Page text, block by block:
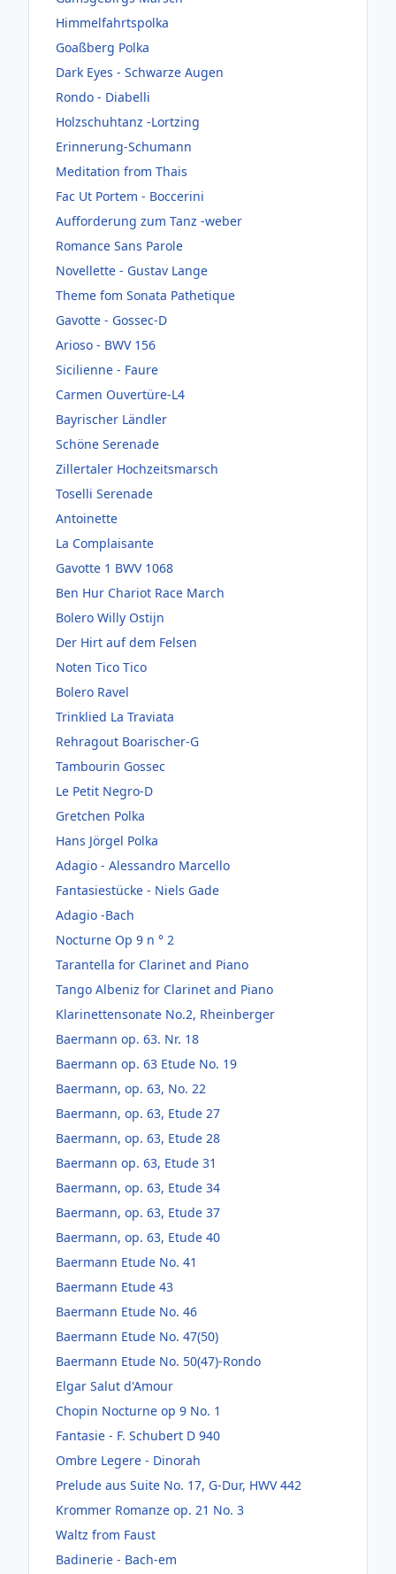
Himmelfahrtspolka
Goaßberg Polka
Dark Eyes - Schwarze Augen
Rondo - Diabelli
Holzschuhtanz -Lortzing
Erinnerung-Schumann
Meditation from Thais
Fac Ut Portem - Boccerini
Aufforderung zum Tanz -weber
Romance Sans Parole
Novellette - Gustav Lange
Theme fom Sonata Pathetique
Gavotte - Gossec-D
Arioso - BWV 156
Sicilienne - Faure
Carmen Ouvertüre-L4
Bayrischer Ländler
Schöne Serenade
Zillertaler Hochzeitsmarsch
Toselli Serenade
Antoinette
La Complaisante
Gavotte 1 BWV 1068
Ben Hur Chariot Race March
Bolero Willy Ostijn
Der Hirt auf dem Felsen
Noten Tico Tico
Bolero Ravel
Trinklied La Traviata
Rehragout Boarischer-G
Tambourin Gossec
Le Petit Negro-D
Gretchen Polka
Hans Jörgel Polka
Adagio - Alessandro Marcello
Fantasiestücke - Niels Gade
Adagio -Bach
Nocturne Op 9 n ° 2
Tarantella for Clarinet and Piano
Tango Albeniz for Clarinet and Piano
Klarinettensonate No.2, Rheinberger
Baermann op. 63. Nr. 18
Baermann op. 63 Etude No. 19
Baermann, op. 63, No. 22
Baermann, op. 63, Etude 27
Baermann, op. 63, Etude 28
Baermann op. 63, Etude 31
Baermann, op. 63, Etude 34
Baermann, op. 63, Etude 37
Baermann, op. 63, Etude 40
Baermann Etude No. 41
Baermann Etude 43
Baermann Etude No. 46
Baermann Etude No. 47(50)
Baermann Etude No. 50(47)-Rondo
Elgar Salut d'Amour
Chopin Nocturne op 9 No. 1
Fantasie - F. Schubert D 940
Ombre Legere - Dinorah
Prelude aus Suite No. 17, G-Dur, HWV 442
Krommer Romanze op. 21 No. 3
Waltz from Faust
Badinerie - Bach-em